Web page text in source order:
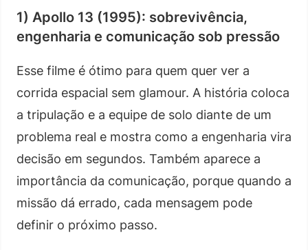
1) Apollo 13 (1995): sobrevivência,
engenharia e comunicação sob pressão
Esse filme é ótimo para quem quer ver a
corrida espacial sem glamour. A história coloca
a tripulação e a equipe de solo diante de um
problema real e mostra como a engenharia vira
decisão em segundos. Também aparece a
importância da comunicação, porque quando a
missão dá errado, cada mensagem pode
definir o próximo passo.